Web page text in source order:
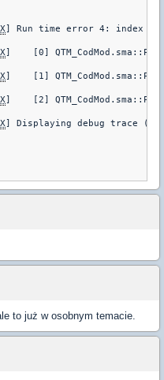
] Run time error 4: index
]    [0]
]    [1]
]    [2]
] Displaying debug trace
to już w osobnym temacie.